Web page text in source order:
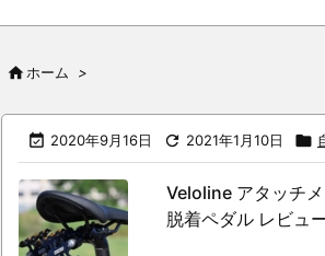
 ホーム >
 2020年9月16日  2021年1月10日 
Veloline アタッチ
脱着ペダル レビュ